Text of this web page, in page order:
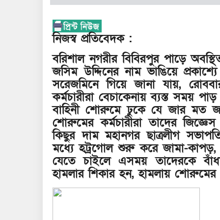
নিজস্ব প্রতিবেদক :
বরিশাল নগরীর বিবিরপুর পাড়ে
জসিম উদ্দিনের নাম ভাঙিয়ে
সরেজমিনে গিয়ে জানা যায়,
কর্মচারীরা বেচাকেনায় ব্যস্ত সময়
বাহিনী শোরুমে ঢুকে যে জার মত
শোরুমের কর্মচারীরা তাদের
কিছুর দাম মহানগর ছাত্রলীগ
মধ্যে হট্রগোল শুরু করে জামা-
যেতে চাইলে এসময় তাদেরকে
হামলার শিকার হন, হামলায়